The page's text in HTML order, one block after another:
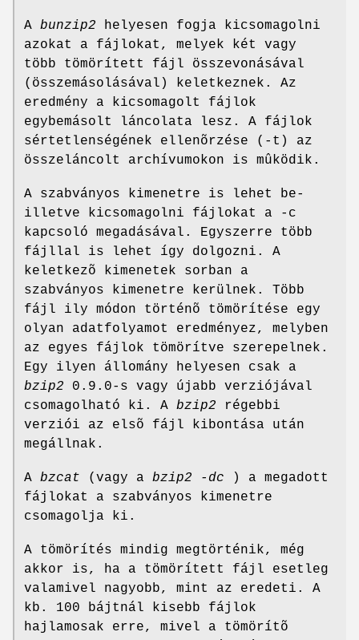
A bunzip2 helyesen fogja kicsomagolni
azokat a fájlokat, melyek két vagy
több tömörített fájl összevonásával
(összemásolásával) keletkeznek. Az
eredmény a kicsomagolt fájlok
egybemásolt láncolata lesz. A fájlok
sértetlenségének ellenõrzése (-t) az
összeláncolt archívumokon is mûködik.
A szabványos kimenetre is lehet be-
illetve kicsomagolni fájlokat a -c
kapcsoló megadásával. Egyszerre több
fájllal is lehet így dolgozni. A
keletkezõ kimenetek sorban a
szabványos kimenetre kerülnek. Több
fájl ily módon történõ tömörítése egy
olyan adatfolyamot eredményez, melyben
az egyes fájlok tömörítve szerepelnek.
Egy ilyen állomány helyesen csak a
bzip2 0.9.0-s vagy újabb verziójával
csomagolható ki. A bzip2 régebbi
verziói az elsõ fájl kibontása után
megállnak.
A bzcat (vagy a bzip2 -dc ) a megadott
fájlokat a szabványos kimenetre
csomagolja ki.
A tömörítés mindig megtörténik, még
akkor is, ha a tömörített fájl esetleg
valamivel nagyobb, mint az eredeti. A
kb. 100 bájtnál kisebb fájlok
hajlamosak erre, mivel a tömörítõ